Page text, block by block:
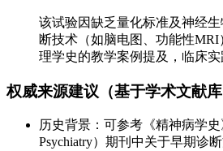
该试验因缺乏量化标准及神经
断技术（如脑电图、功能性
理学史的教学案例提及，临床实
权威来源建议（基于学术文献库
历史背景：可参考《精神病学史
Psychiatry）期刊中关于早期诊